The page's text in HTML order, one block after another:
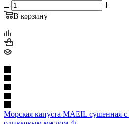
В корзину
Морская капуста MAEIL сушенная